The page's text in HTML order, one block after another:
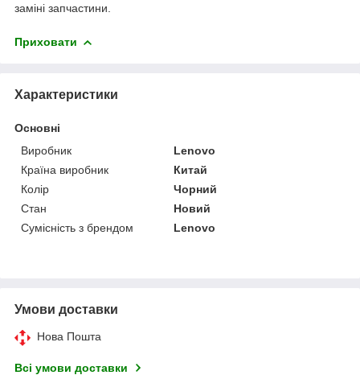
заміні запчастини.
Приховати
Характеристики
Основні
Виробник
Lenovo
Країна виробник
Китай
Колір
Чорний
Стан
Новий
Сумісність з брендом
Lenovo
Умови доставки
Нова Пошта
Всі умови доставки